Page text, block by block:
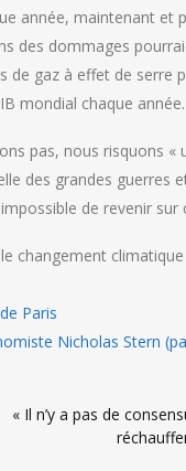
année, maintenant et
des dommages
de gaz à effet de serre
mondial chaque
pas, nous risquons «
des grandes guerres
de revenir sur
changement
Paris
Nicholas Stern
« Il n’y a pas de